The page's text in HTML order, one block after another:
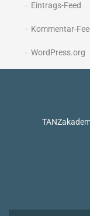
Eintrags-Feed
Kommentar-
WordPress.org